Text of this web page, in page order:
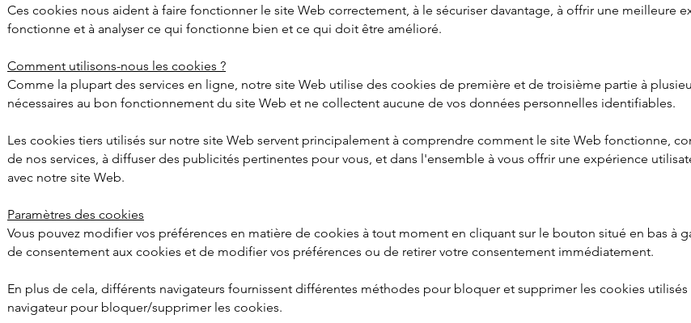
Ces cookies nous aident à faire fonctionner le site Web correctement, à le sécuriser davantage, à offrir une meilleure
fonctionne et à analyser ce qui fonctionne bien et ce qui doit être amélioré.
Comment utilisons-nous les cookies ?
Comme la plupart des services en ligne, notre site Web utilise des cookies de première et de troisième partie à
nécessaires au bon fonctionnement du site Web et ne collectent aucune de vos données personnelles identifiables.
Les cookies tiers utilisés sur notre site Web servent principalement à comprendre comment le site Web fonctionne,
de nos services, à diffuser des publicités pertinentes pour vous, et dans l'ensemble à vous offrir une expérience
avec notre site Web.
Paramètres des cookies
Vous pouvez modifier vos préférences en matière de cookies à tout moment en cliquant sur le bouton situé en bas à
de consentement aux cookies et de modifier vos préférences ou de retirer votre consentement immédiatement.
En plus de cela, différents navigateurs fournissent différentes méthodes pour bloquer et supprimer les cookies
navigateur pour bloquer/supprimer les cookies.